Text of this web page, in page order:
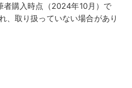
者購入時点（2024年10月）で
、取り扱っていない場合があり